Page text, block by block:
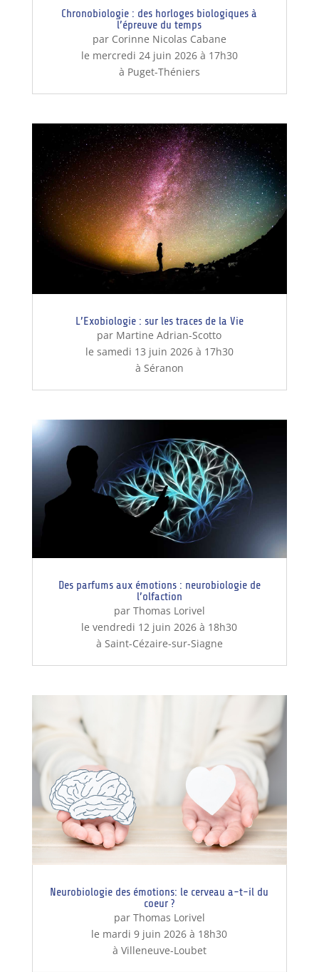
Chronobiologie : des horloges biologiques à
l’épreuve du temps
par Corinne Nicolas Cabane
le mercredi 24 juin 2026 à 17h30
à Puget-Théniers
L’Exobiologie : sur les traces de la Vie
par Martine Adrian-Scotto
le samedi 13 juin 2026 à 17h30
à Séranon
Des parfums aux émotions : neurobiologie de
l’olfaction
par Thomas Lorivel
le vendredi 12 juin 2026 à 18h30
à Saint-Cézaire-sur-Siagne
Neurobiologie des émotions: le cerveau a-t-il du
coeur ?
par Thomas Lorivel
le mardi 9 juin 2026 à 18h30
à Villeneuve-Loubet